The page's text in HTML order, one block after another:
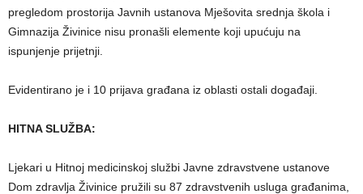
pregledom prostorija Javnih ustanova Mješovita srednja škola i
Gimnazija Živinice nisu pronašli elemente koji upućuju na
ispunjenje prijetnji.
Evidentirano je i 10 prijava građana iz oblasti ostali događaji.
HITNA SLUŽBA:
Ljekari u Hitnoj medicinskoj službi Javne zdravstvene ustanove
Dom zdravlja Živinice pružili su 87 zdravstvenih usluga građanima,